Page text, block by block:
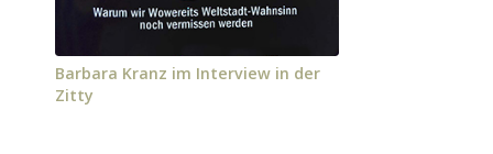
Barbara Kranz im Interview in der
Zitty